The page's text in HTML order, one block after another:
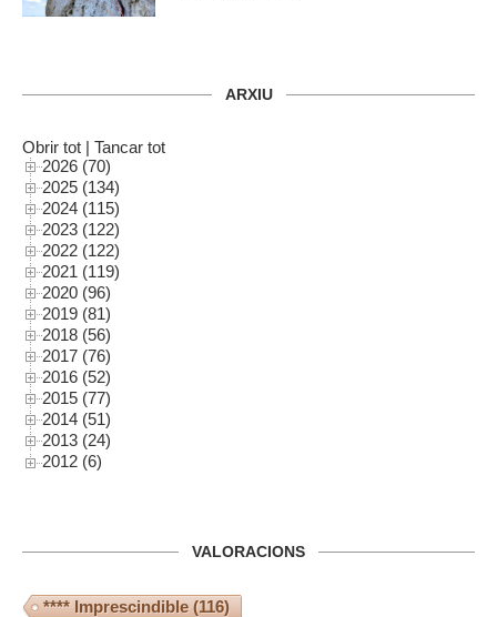
ARXIU
Obrir tot | Tancar tot
2026 (70)
2025 (134)
2024 (115)
2023 (122)
2022 (122)
2021 (119)
2020 (96)
2019 (81)
2018 (56)
2017 (76)
2016 (52)
2015 (77)
2014 (51)
2013 (24)
2012 (6)
VALORACIONS
**** Imprescindible(116)